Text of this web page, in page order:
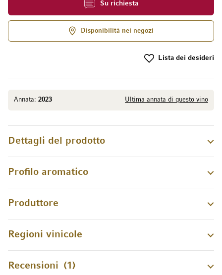
Annata: 2023 Ultima annata di questo vino
Su richiesta
Disponibilità nei negozi
Lista dei desideri
Dettagli del prodotto
Profilo aromatico
Produttore
Regioni vinicole
Recensioni 1